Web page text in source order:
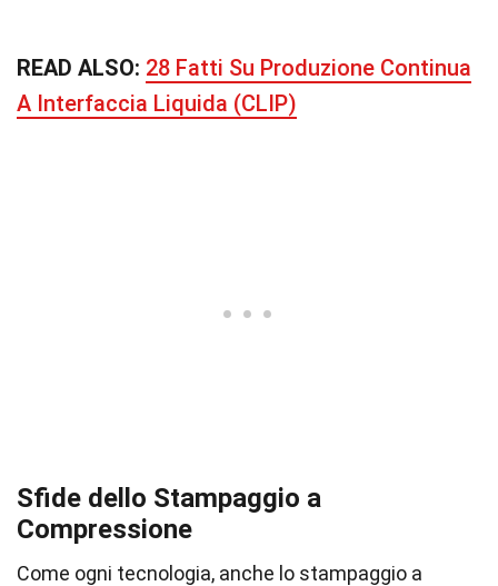
READ ALSO: 28 Fatti Su Produzione Continua
A Interfaccia Liquida (CLIP)
Sfide dello Stampaggio a
Compressione
Come ogni tecnologia, anche lo stampaggio a